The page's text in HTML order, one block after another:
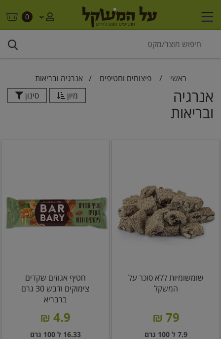
0
ראשי /פיצוחים וחטיפים / אנרגיה ובריאות
אנרגיה
ובריאות
סינון מיון
שומשומיות ללא סוכר על
המשקל
79 ₪
7.9 ל 100 גרם
חטיף אגוזים שקדים
צימוקים ודבש 30 גרם
ברבריא
4.9 ₪
16.33 ל 100 גרם